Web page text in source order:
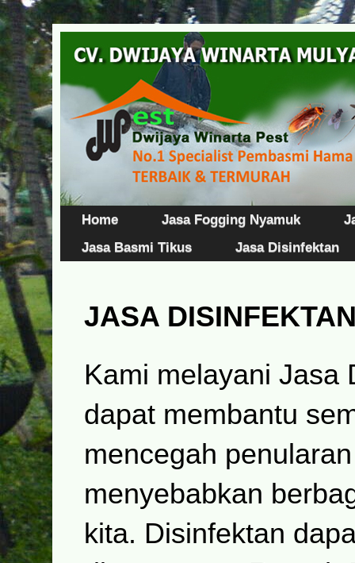
Home Jasa Fogging Nyamuk
Jasa Basmi Tikus
Jasa Disinfektan
JASA
Kami melayani Jasa
dapat membantu
mencegah
menyebabkan
kita. Disinfektan